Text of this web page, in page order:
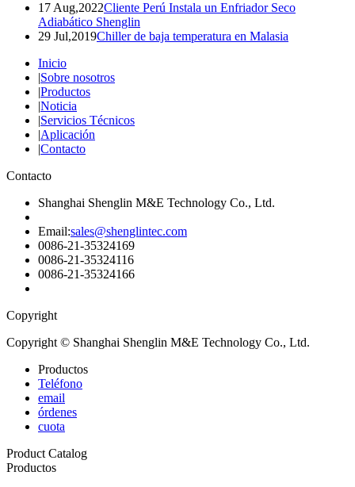
17 Aug,2022Cliente Perú Instala un Enfriador Seco
Adiabático Shenglin
29 Jul,2019Chiller de baja temperatura en Malasia
Inicio
|Sobre nosotros
|Productos
|Noticia
|Servicios Técnicos
|Aplicación
|Contacto
Contacto
Shanghai Shenglin M&E Technology Co., Ltd.
Email:sales@shenglintec.com
0086-21-35324169
0086-21-35324116
0086-21-35324166
Copyright
Copyright © Shanghai Shenglin M&E Technology Co., Ltd.
Productos
Teléfono
email
órdenes
cuota
Product Catalog
Productos